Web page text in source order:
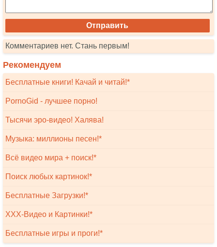
Комментариев нет. Стань первым!
Рекомендуем
Бесплатные книги! Качай и читай!*
PornoGid - лучшее порно!
Тысячи эро-видео! Халява!
Музыка: миллионы песен!*
Всё видео мира + поиск!*
Поиск любых картинок!*
Бесплатные Загрузки!*
XXX-Видео и Картинки!*
Бесплатные игры и проги!*